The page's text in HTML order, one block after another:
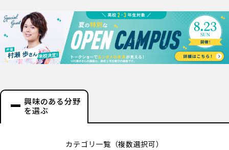
興味のある分野
を選ぶ
カテゴリ一覧（複数選択可）